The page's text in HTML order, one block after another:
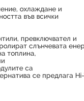
охлаждане и
във всички
превключвател и
слънчевата
топлина,
са
се предлага